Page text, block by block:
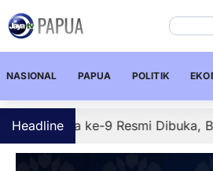
NASIONAL PAPUA POLITIK
Headline
ke-9 Resmi Dibuka, BI Dorong